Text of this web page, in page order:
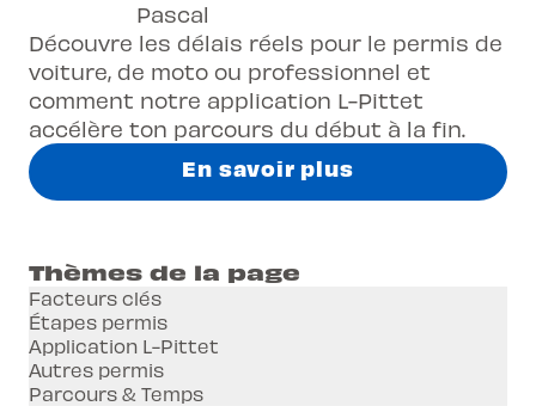
Découvre les délais réels pour le permis de
voiture, de moto ou professionnel et
comment notre application L-Pittet
accélère ton parcours du début à la fin.
En savoir plus
Pascal
Thèmes de la page
Facteurs clés
Étapes permis
Application L-Pittet
Autres permis
Parcours & Temps